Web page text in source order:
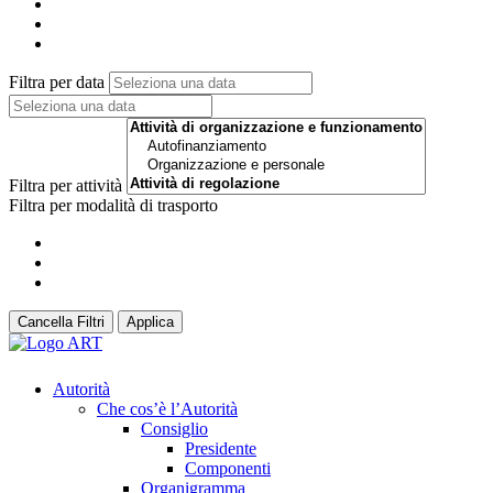
Filtra per data
Filtra per attività
Filtra per modalità di trasporto
Cancella Filtri Applica
Autorità
Che cos’è l’Autorità
Consiglio
Presidente
Componenti
Organigramma